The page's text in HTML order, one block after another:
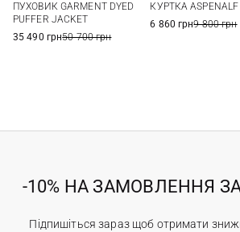
3XL
ПУХОВИК GARMENT DYED
PUFFER JACKET
35 490 грн50 700 грн
КУРТКА ASPENALF
6 860 грн9 800 грн
-10% НА ЗАМОВЛЕННЯ
Підпишіться зараз щоб отримати